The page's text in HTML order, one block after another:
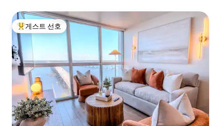
상위 게스트 선호
게스트 선호